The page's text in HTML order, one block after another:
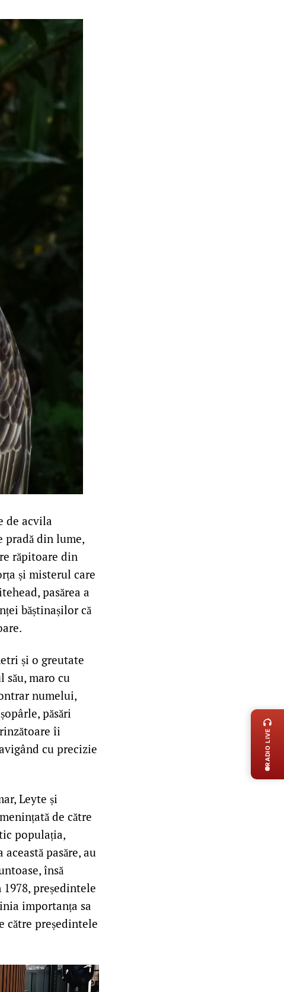
de acvila
pradă din lume,
răpitoare din
și misterul care
pasărea a
băștinașilor că
și o greutate
său, maro cu
numelui,
păsări
îi
cu precizie
Leyte și
de către
populația,
pasăre, au
însă
președintele
importanța sa
către președintele
RADIO LIVE